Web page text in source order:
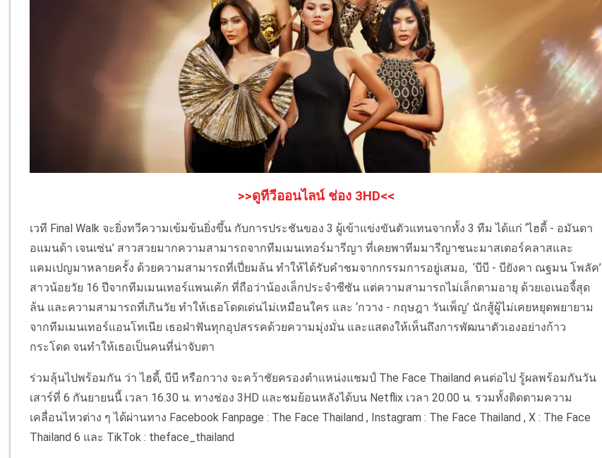
>>ดูทีวีออนไลน์ ช่อง 3HD<<
เวที Final Walk จะยิ่งทวีความเข้มข้นยิ่งขึ้น กับการประชันของ 3 ผู้เข้าแข่งขันตัวแทนจากทั้ง 3 ทีม ได้แก่ ‘ไฮดี้ - อมันดา
อแมนด้า เจนเซ่น’ สาวสวยมากความสามารถจากทีมเมนเทอร์มารีญา ที่เคยพาทีมมารีญาชนะมาสเตอร์คลาสและ
แคมเปญมาหลายครั้ง ด้วยความสามารถที่เปี่ยมล้น ทำให้ได้รับคำชมจากกรรมการอยู่เสมอ, ‘บีบี - บียังคา ณฐมน โพลัค’
สาวน้อยวัย 16 ปีจากทีมเมนเทอร์แพนเค้ก ที่ถือว่าน้องเล็กประจำซีซัน แต่ความสามารถไม่เล็กตามอายุ ด้วยเอเนอจี้สุด
ล้น และความสามารถที่เกินวัย ทำให้เธอโดดเด่นไม่เหมือนใคร และ ‘กวาง - กฤษฎา วันเพ็ญ’ นักสู้ผู้ไม่เคยหยุดพยายาม
จากทีมเมนเทอร์แอนโทเนีย เธอฝ่าฟันทุกอุปสรรคด้วยความมุ่งมั่น และแสดงให้เห็นถึงการพัฒนาตัวเองอย่างก้าว
กระโดด จนทำให้เธอเป็นคนที่น่าจับตา
ร่วมลุ้นไปพร้อมกัน ว่า ไฮดี้, บีบี หรือกวาง จะคว้าชัยครองตำแหน่งแชมป์ The Face Thailand คนต่อไป รู้ผลพร้อมกันวัน
เสาร์ที่ 6 กันยายนนี้ เวลา 16.30 น. ทางช่อง 3HD และชมย้อนหลังได้บน Netflix เวลา 20.00 น. รวมทั้งติดตามความ
เคลื่อนไหวต่าง ๆ ได้ผ่านทาง Facebook Fanpage : The Face Thailand , Instagram : The Face Thailand , X : The Face
Thailand 6 และ TikTok : theface_thailand